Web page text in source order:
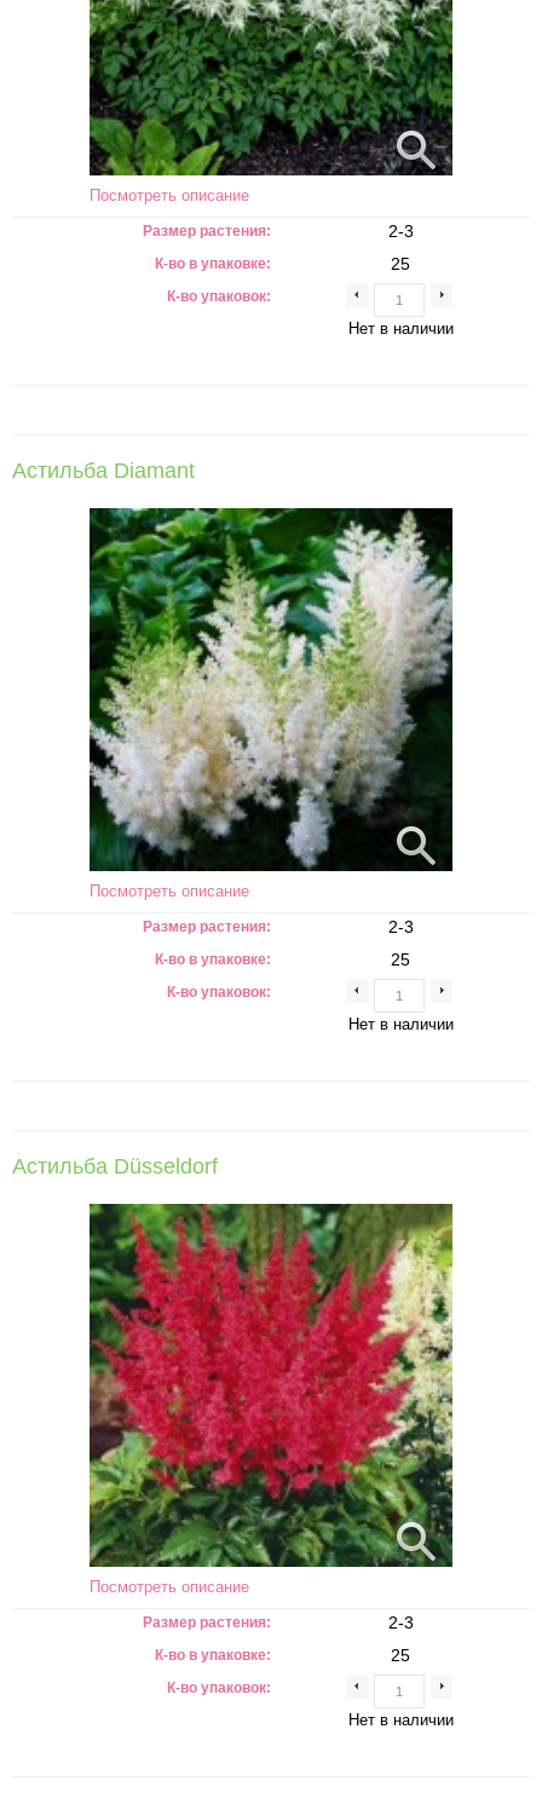
Посмотреть описание
Размер растения:
К-во в упаковке:
К-во упаковок:
2-3
25
Нет в наличии
Астильба Diamant
Посмотреть описание
Размер растения:
К-во в упаковке:
К-во упаковок:
2-3
25
Нет в наличии
Астильба Düsseldorf
Посмотреть описание
Размер растения:
К-во в упаковке:
К-во упаковок:
2-3
25
Нет в наличии